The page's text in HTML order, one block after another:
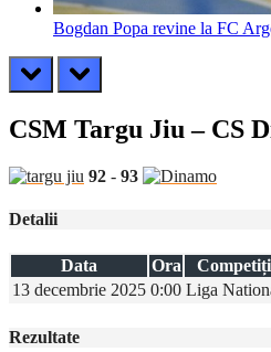
Bogdan Popa revine la FC
prev next
CSM Targu Jiu – CS
92 - 93
Detalii
Data Ora
13 decembrie 2025 0:00 Liga
Rezultate